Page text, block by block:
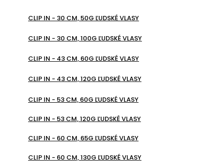
CLIP IN - 30 CM, 50G ĽUDSKÉ VLASY
CLIP IN - 30 CM, 100G ĽUDSKÉ VLASY
CLIP IN - 43 CM, 60G ĽUDSKÉ VLASY
CLIP IN - 43 CM, 120G ĽUDSKÉ VLASY
CLIP IN - 53 CM, 60G ĽUDSKÉ VLASY
CLIP IN - 53 CM, 120G ĽUDSKÉ VLASY
CLIP IN - 60 CM, 65G ĽUDSKÉ VLASY
CLIP IN - 60 CM, 130G ĽUDSKÉ VLASY